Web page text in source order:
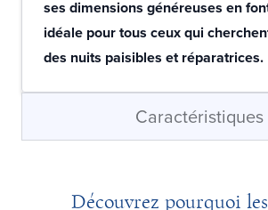
ses dimensions généreuses en
idéale pour tous ceux qui
des nuits paisibles et réparatrices.
Caractéristiques
Découvrez pourquoi